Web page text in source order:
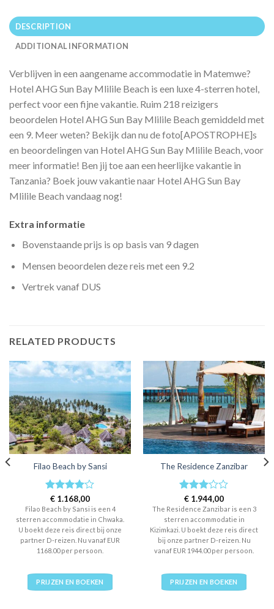
DESCRIPTION
ADDITIONAL INFORMATION
Verblijven in een aangename accommodatie in Matemwe?
Hotel AHG Sun Bay Mlilile Beach is een luxe 4-sterren hotel,
perfect voor een fijne vakantie. Ruim 218 reizigers
beoordelen Hotel AHG Sun Bay Mlilile Beach gemiddeld met
een 9. Meer weten? Bekijk dan nu de foto[APOSTROPHE]s
en beoordelingen van Hotel AHG Sun Bay Mlilile Beach, voor
meer informatie! Ben jij toe aan een heerlijke vakantie in
Tanzania? Boek jouw vakantie naar Hotel AHG Sun Bay
Mlilile Beach vandaag nog!
Extra informatie
Bovenstaande prijs is op basis van 9 dagen
Mensen beoordelen deze reis met een 9.2
Vertrek vanaf DUS
RELATED PRODUCTS
Filao Beach by Sansi
Rated4
out of 5
€ 1.168,00
Filao Beach by Sansi is een 4
sterren accommodatie in Chwaka.
U boekt deze reis direct bij onze
partner D-reizen. Nu vanaf EUR
1168.00 per persoon.
PRIJZEN EN BOEKEN
The Residence Zanzibar
Rated
3out
of 5
€ 1.944,00
The Residence Zanzibar is een 3
sterren accommodatie in
Kizimkazi. U boekt deze reis direct
bij onze partner D-reizen. Nu
vanaf EUR 1944.00 per persoon.
PRIJZEN EN BOEKEN